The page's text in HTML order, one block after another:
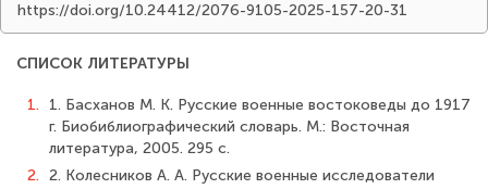
https://doi.org/10.24412/2076-9105-2025-157-20-31
СПИСОК ЛИТЕРАТУРЫ
1.
1. Басханов М. К. Русские военные востоковеды до 1917
г. Биобиблиографический словарь. М.: Восточная
литература, 2005. 295 с.
2. 2. Колесников А. А. Русские военные исследователи